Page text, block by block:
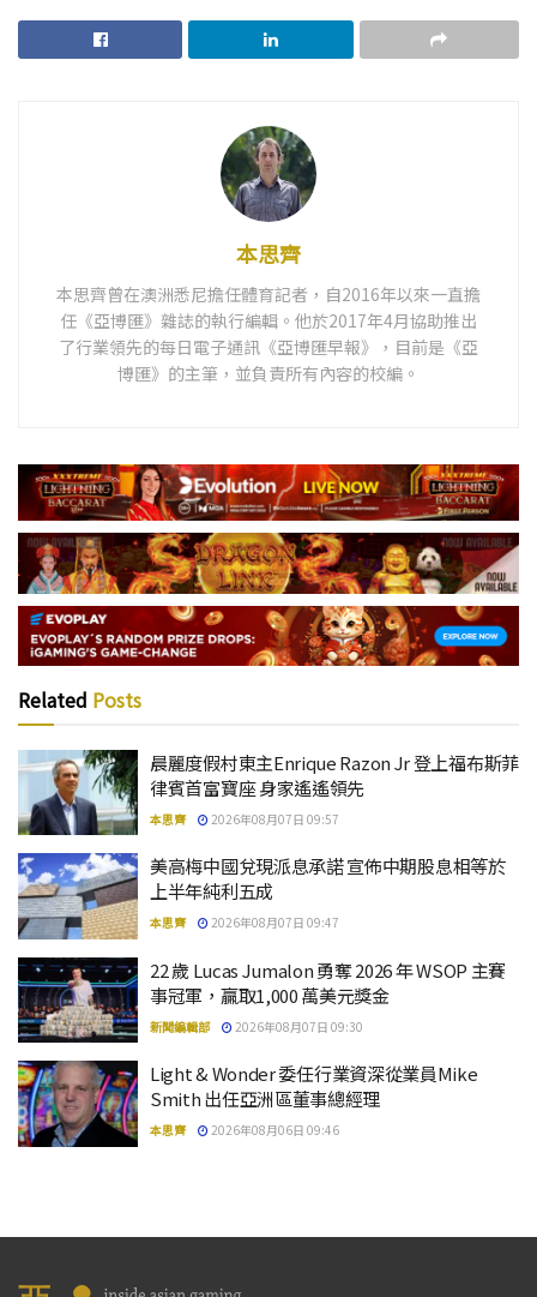
本思齊
本思齊曾在澳洲悉尼擔任體育記者，自2016年以來一直擔
任《亞博匯》雜誌的執行編輯。他於2017年4月協助推出
了行業領先的每日電子通訊《亞博匯早報》，目前是《亞
博匯》的主筆，並負責所有內容的校編。
Related Posts
晨麗度假村東主Enrique Razon Jr 登上福布斯菲
律賓首富寶座 身家遙遙領先
本思齊 2026年08月07日 09:57
美高梅中國兌現派息承諾 宣佈中期股息相等於
上半年純利五成
本思齊 2026年08月07日 09:47
22 歲 Lucas Jumalon 勇奪 2026 年 WSOP 主賽
事冠軍，贏取1,000 萬美元獎金
新聞編輯部 2026年08月07日 09:30
Light & Wonder 委任行業資深從業員Mike
Smith 出任亞洲區董事總經理
本思齊 2026年08月06日 09:46